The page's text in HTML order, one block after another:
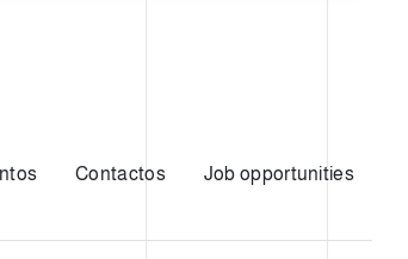
Contactos Job opportunities